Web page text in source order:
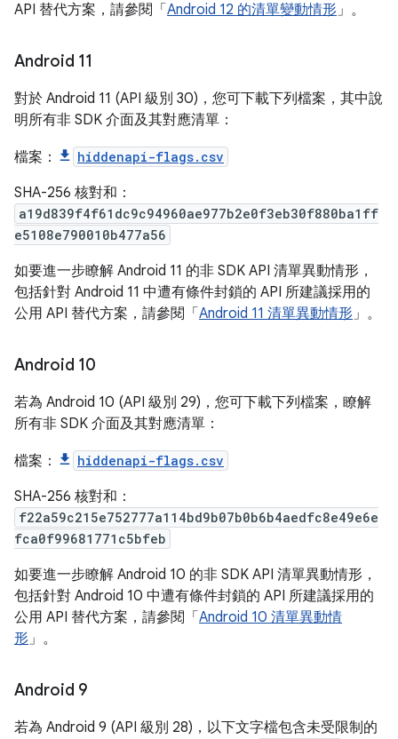
API 替代方案，請參閱「 Android 12 的清單變動情形」。
Android 11
對於 Android 11 (API 級別 30)，您可下載下列檔案，其中說
明所有非 SDK 介面及其對應清單：
檔案： hiddenapi-flags.csv
SHA-256 核對和：
a19d839f4f61dc9c94960ae977b2e0f3eb30f880ba1ff
e5108e790010b477a56
如要進一步瞭解 Android 11 的非 SDK API 清單異動情形，
包括針對 Android 11 中遭有條件封鎖的 API 所建議採用的
公用 API 替代方案，請參閱「 Android 11 清單異動情形」。
Android 10
若為 Android 10 (API 級別 29)，您可下載下列檔案，瞭解
所有非 SDK 介面及其對應清單：
檔案： hiddenapi-flags.csv
SHA-256 核對和：
f22a59c215e752777a114bd9b07b0b6b4aedfc8e49e6e
fca0f99681771c5bfeb
如要進一步瞭解 Android 10 的非 SDK API 清單異動情形，
包括針對 Android 10 中遭有條件封鎖的 API 所建議採用的
公用 API 替代方案，請參閱「 Android 10 清單異動情
形」。
Android 9
若為 Android 9 (API 級別 28)，以下文字檔包含未受限制的